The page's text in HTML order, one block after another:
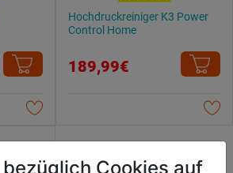
Hochdruckreiniger K3 Power
Control Home
189,99€
bezüglich Cookies auf